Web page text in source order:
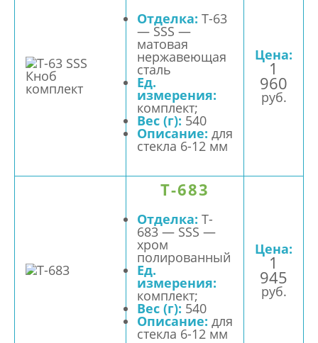
Отделка: T-63
— SSS —
матовая
нержавеющая
сталь
Ед.
измерения:
комплект;
Вес (г): 540
Описание: для
стекла 6-12 мм
Цена:
1
960
руб.
T-683
Отделка: T-
683 — SSS —
хром
полированный
Ед.
измерения:
комплект;
Вес (г): 540
Описание: для
стекла 6-12 мм
Цена:
1
945
руб.